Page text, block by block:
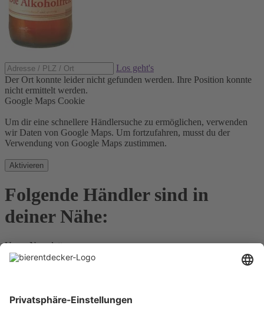
Los geht's
Der Ort konnte leider nicht gefunden werden. Ihre Position konnte
nicht ermittelt werden.
Google Maps Cookie
Um dir eine schnellere Händlersuche zu ermöglichen, verwenden
wir Daten von Google Maps. Um fortzufahren, musst du der
Verwendung von Google Maps zustimmen.
Aktivieren
Folgende Händler sind in
deiner Nähe:
Unser Newsletter
Für Bierkenner, Bierliebhaber, Bierneulinge - kurz, alle
Jetzt anmelden!
Impressum Datenschutz Barrierefrei